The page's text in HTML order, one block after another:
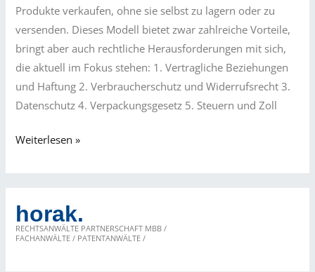
Produkte verkaufen, ohne sie selbst zu lagern oder zu
versenden. Dieses Modell bietet zwar zahlreiche Vorteile,
bringt aber auch rechtliche Herausforderungen mit sich,
die aktuell im Fokus stehen: 1. Vertragliche Beziehungen
und Haftung 2. Verbraucherschutz und Widerrufsrecht 3.
Datenschutz 4. Verpackungsgesetz 5. Steuern und Zoll
Aktuelle
Weiterlesen »
horak.
RECHTSANWÄLTE PARTNERSCHAFT MBB /
FACHANWÄLTE / PATENTANWÄLTE /